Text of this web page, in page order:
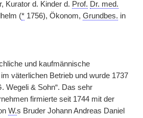
Kurator d. Kinder d. Prof. Dr. med.
(* 1756), Ökonom, Grundbes. in
und kaufmännische
väterlichen Betrieb und wurde 1737
Wegeli & Sohn“. Das sehr
firmierte seit 1744 mit der
W.s Bruder Johann Andreas Daniel